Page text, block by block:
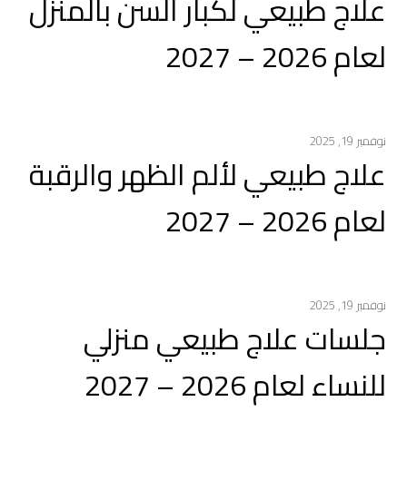
لعام 2026 – 2027
نوفمبر 19, 2025
علاج طبيعي لألم الظهر والرقبة
لعام 2026 – 2027
نوفمبر 19, 2025
جلسات علاج طبيعي منزلي
للنساء لعام 2026 – 2027